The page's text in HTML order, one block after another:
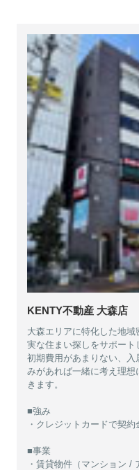
KENTY不動産 大森店
大森エリアに特化した地
実な住まい探しをサポート
初期費用があまりない、
みがあれば一緒に考え理
きます。
■強み
・クレジットカードで契
■事業
・賃貸物件（マンション /